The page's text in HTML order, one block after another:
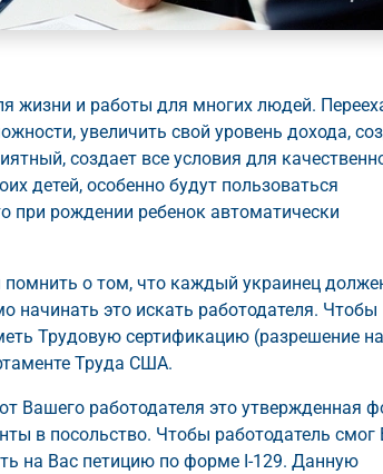
жизни и работы для многих людей.
увеличить свой уровень дохода,
создает все условия для
детей, особенно будут пользоваться
при рождении ребенок автоматически
о том, что каждый украинец
начинать это искать работодателя. Чтобы
Трудовую сертификацию (разрешение на
Труда США.
работодателя это утвержденная
в посольство. Чтобы работодатель смог
на Вас петицию по форме I-129. Данную